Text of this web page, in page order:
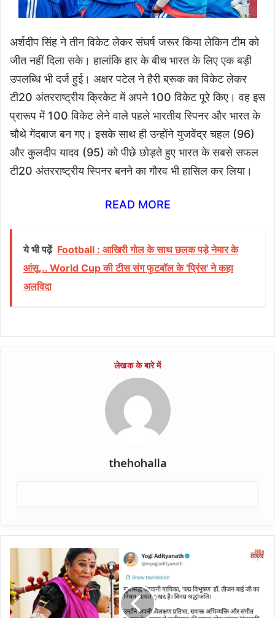
अर्शदीप सिंह ने तीन विकेट लेकर संघर्ष जरूर किया लेकिन टीम को
जीत नहीं दिला सके। हालांकि हार के बीच भारत के लिए एक बड़ी
उपलब्धि भी दर्ज हुई। अक्षर पटेल ने हैरी ब्रूक का विकेट लेकर
टी20 अंतरराष्ट्रीय क्रिकेट में अपने 100 विकेट पूरे किए। वह इस
प्रारूप में 100 विकेट लेने वाले पहले भारतीय स्पिनर और भारत के
चौथे गेंदबाज बन गए। इसके साथ ही उन्होंने युजवेंद्र चहल (96)
और कुलदीप यादव (95) को पीछे छोड़ते हुए भारत के सबसे सफल
टी20 अंतरराष्ट्रीय स्पिनर बनने का गौरव भी हासिल कर लिया।
READ MORE
ये भी पढ़ें Football : आखिरी गोल के साथ छलक पड़े नेमार के
आंसू... World Cup की टीस संग फुटबॉल के 'प्रिंस' ने कहा
अलविदा
thehohalla
आवाज
थमी,
दुनिया